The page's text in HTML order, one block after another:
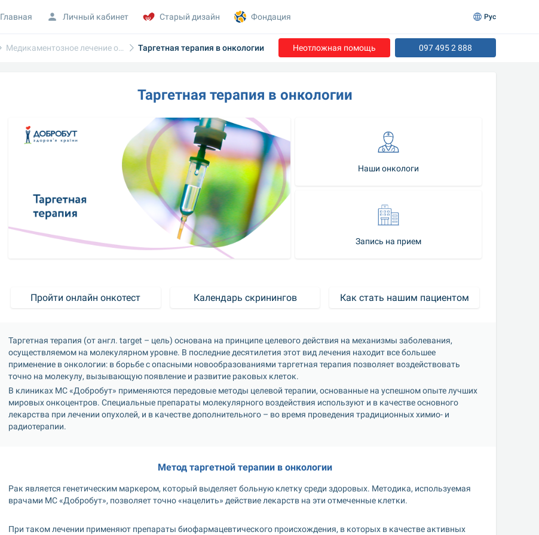
Медикаментозное лечение онкологии Таргетная терапия в онкологии Неотложная помощь 097 495 2 888
Таргетная терапия в онкологии
Наши онкологи
Запись на прием
Пройти онлайн онкотест Календарь скринингов Как стать нашим пациентом
Таргетная терапия (от англ. target – цель) основана на принципе целевого действия на механизмы заболевания,
осуществляемом на молекулярном уровне. В последние десятилетия этот вид лечения находит все большее
применение в онкологии: в борьбе с опасными новообразованиями таргетная терапия позволяет воздействовать
точно на молекулу, вызывающую появление и развитие раковых клеток.
В клиниках МС «Добробут» применяются передовые методы целевой терапии, основанные на успешном опыте лучших
мировых онкоцентров. Специальные препараты молекулярного воздействия используют и в качестве основного
лекарства при лечении опухолей, и в качестве дополнительного – во время проведения традиционных химио- и
радиотерапии.
Метод таргетной терапии в онкологии
Рак является генетическим маркером, который выделяет больную клетку среди здоровых. Методика, используемая
врачами МС «Добробут», позволяет точно «нацелить» действие лекарств на эти отмеченные клетки.
При таком лечении применяют препараты биофармацевтического происхождения, в которых в качестве активных
Главная Личный кабинет Старый дизайн Фондация Рус